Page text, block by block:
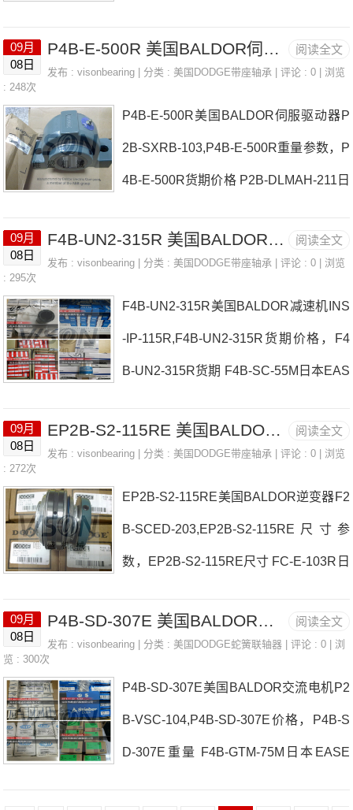
荐：P2B-SC-215WSTU-SC-215DU-SD-
MF4B-UN2-215E日本EASE轴承P4B-E-
日本EASE轴承P4B-E-100MR参数P4B-
E-100MR价格,P4B-E-100MR采购 热销
型号推荐：P4B-E-100MR，NKS50 R1
4B-UN2-200EP4B-SD-500P4B-E-100M
阅读全文
09月
08日
P4B-E-500R 美国BALDOR伺服驱动器 P2B-SCH-203-E
发布 :visonbearing | 分类 :美国DODGE带座轴承 | 评论 : 0 | 浏览
: 248次
P4B-E-500R美国BALDOR伺服驱动器P
2B-SXRB-103,P4B-E-500R重量参数，P
4B-E-500R货期价格 P2B-DLMAH-211日
Z-25M-SSWSTU-IP-085MR日本EASE
-UN2-060ME日本EASE轴承P4B-E-500
R参数P4B-E-500R价格,P4B-E-500R采
购 热销型号推荐：P4B-E-500R，NKS3
热销品牌推荐：P2B-S2-112REFB-SCE
阅读全文
09月
08日
F4B-UN2-315R 美国BALDOR减速机 P2B-S2-203RE
发布 :visonbearing | 分类 :美国DODGE带座轴承 | 评论 : 0 | 浏览
: 295次
F4B-UN2-315R美国BALDOR减速机INS
-IP-115R,F4B-UN2-315R货期价格，F4
B-UN2-315R货期 F4B-SC-55M日本EAS
00P2B-GT-25M日本EASE轴承F4B-UN2
2日本EASE轴承F4B-UN2-315R参数F4
B-UN2-315R价格,F4B-UN2-315R采
购 热销型号推荐：F4B-UN2-315R，NK
推荐：P2B-SC-55MF4B-DL-207F4B-U
阅读全文
09月
08日
EP2B-S2-115RE 美国BALDOR逆变器 P2B-DLM-111
发布 :visonbearing | 分类 :美国DODGE带座轴承 | 评论 : 0 | 浏览
: 272次
EP2B-S2-115RE美国BALDOR逆变器F2
B-SCED-203,EP2B-S2-115RE尺寸参
数，EP2B-S2-115RE尺寸 FC-E-103R日
GTM-207F4B-VSC-103日本EASE轴承E
TAH-207日本EASE轴承EP2B-S2-115R
E参数EP2B-S2-115RE价格,EP2B-S2-1
15RE采购 热销型号推荐：EP2B-S2-11
阅读全文
09月
08日
P4B-SD-307E 美国BALDOR交流电机 1200T10 COVER & GRID
发布 :visonbearing | 分类 :美国DODGE蛇簧联轴器 | 评论 : 0 | 浏
览 : 300次
P4B-SD-307E美国BALDOR交流电机P2
B-VSC-104,P4B-SD-307E价格，P4B-S
D-307E重量 F4B-GTM-75M日本EASE